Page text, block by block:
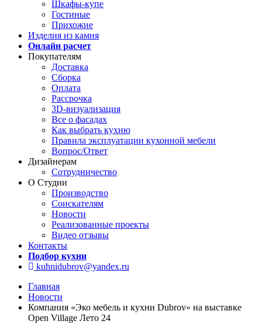
Шкафы-купе
Гостиные
Прихожие
Изделия из камня
Онлайн расчет
Покупателям
Доставка
Сборка
Оплата
Рассрочка
3D-визуализация
Все о фасадах
Как выбрать кухню
Правила эксплуатации кухонной мебели
Вопрос/Ответ
Дизайнерам
Сотрудничество
О Студии
Производство
Соискателям
Новости
Реализованные проекты
Видео отзывы
Контакты
Подбор кухни
kuhnidubrov@yandex.ru
Главная
Новости
Компания «Эко мебель и кухни Dubrov» на выставке
Open Village Лето 24